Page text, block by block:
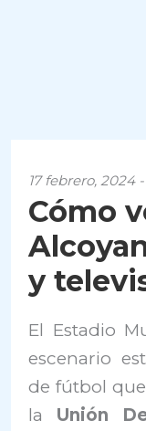
17 febrero, 2024
Cómo
y
El Estadio
escenario
de fútbol
la Unión